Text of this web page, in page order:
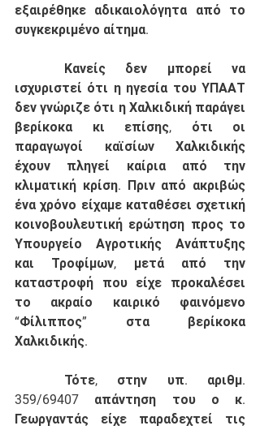
εξαιρέθηκε αδικαιολόγητα από το
συγκεκριμένο αίτημα.
ισχυριστεί ότι η ηγεσία του ΥΠΑΑΤ
δεν γνώριζε ότι η Χαλκιδική παράγει
βερίκοκα κι επίσης, ότι οι
παραγωγοί καϊσίων Χαλκιδικής
έχουν πληγεί καίρια από την
κλιματική κρίση. Πριν από ακριβώς
ένα χρόνο είχαμε καταθέσει σχετική
κοινοβουλευτική ερώτηση προς το
Υπουργείο Αγροτικής Ανάπτυξης
και Τροφίμων, μετά από την
καταστροφή που είχε προκαλέσει
το ακραίο καιρικό φαινόμενο
“Φίλιππος” στα βερίκοκα
Χαλκιδικής.
359/69407 απάντηση του ο κ.
Γεωργαντάς είχε παραδεχτεί τις